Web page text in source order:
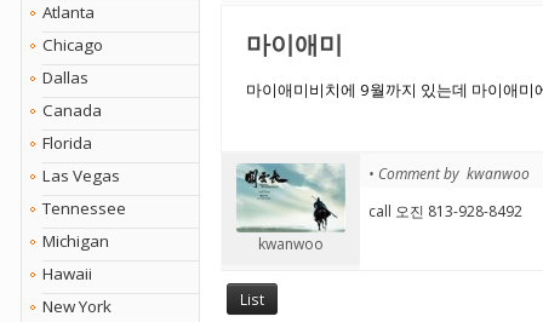
Atlanta
Chicago
Dallas
Canada
Florida
Las Vegas
Tennessee
Michigan
Hawaii
New York
마이애미
마이애미비치에 9월까지 있는데 마이애미
kwanwoo
• Comment by kwanwoo
call 오진 813-928-8492
List